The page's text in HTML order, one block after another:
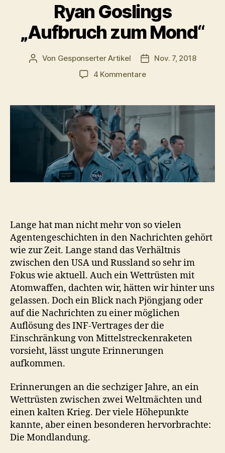
Ryan Goslings
„Aufbruch zum Mond“
Beitragsautor
Von Gesponserter Artikel
Nov. 7, 2018
4 Kommentarezu
„Aufbruch
zum
Mond“
Lange hat man nicht mehr von so vielen
Agentengeschichten in den Nachrichten gehört
wie zur Zeit. Lange stand das Verhältnis
zwischen den USA und Russland so sehr im
Fokus wie aktuell. Auch ein Wettrüsten mit
Atomwaffen, dachten wir, hätten wir hinter uns
gelassen. Doch ein Blick nach Pjöngjang oder
auf die Nachrichten zu einer möglichen
Auflösung des INF-Vertrages der die
Einschränkung von Mittelstreckenraketen
vorsieht, lässt ungute Erinnerungen
aufkommen.
Erinnerungen an die sechziger Jahre, an ein
Wettrüsten zwischen zwei Weltmächten und
einen kalten Krieg. Der viele Höhepunkte
kannte, aber einen besonderen hervorbrachte:
Die Mondlandung.